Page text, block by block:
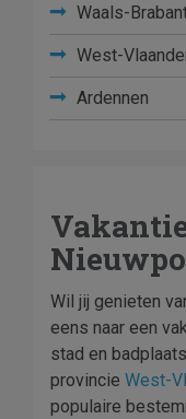
Waals-
West-
Ardennen
Wil jij genieten
eens naar een
stad en
provincie West-
populaire